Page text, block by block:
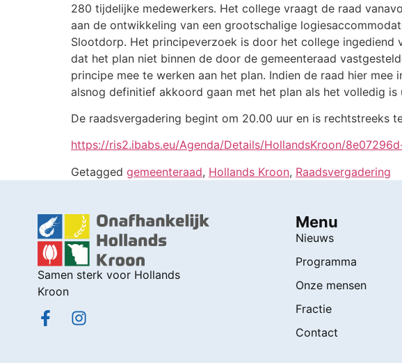
280 tijdelijke medewerkers. Het college vraagt de raad
aan de ontwikkeling van een grootschalige
Slootdorp. Het principeverzoek is door het college
dat het plan niet binnen de door de gemeenteraad
principe mee te werken aan het plan. Indien de raad hier
alsnog definitief akkoord gaan met het plan als het volledig
De raadsvergadering begint om 20.00 uur en is rechtstreeks
https://ris2.ibabs.eu/Agenda/Details/HollandsKroon/
Getagged gemeenteraad, Hollands Kroon, Raadsvergadering
Samen sterk voor Hollands
Kroon
Menu
Nieuws
Programma
Onze mensen
Fractie
Contact